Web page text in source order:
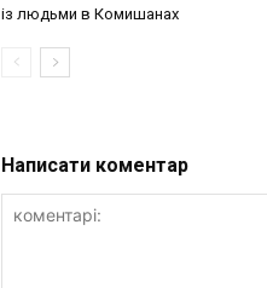
із людьми в Комишанах
Написати коментар